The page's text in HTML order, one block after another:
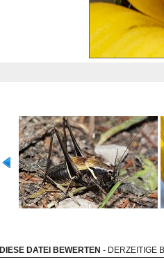
DIESE DATEI BEWERTEN - DERZEITIGE